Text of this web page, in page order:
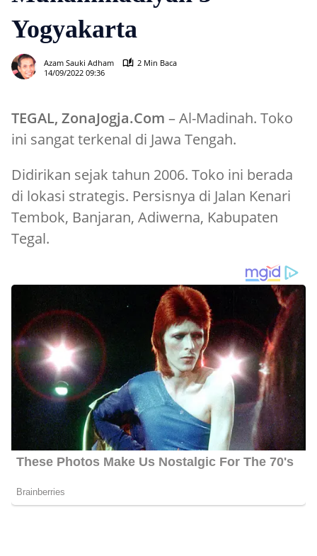
Yogyakarta
Azam Sauki Adham
2 Min Baca
14/09/2022 09:36
TEGAL, ZonaJogja.Com – Al-Madinah. Toko
ini sangat terkenal di Jawa Tengah.
Didirikan sejak tahun 2006. Toko ini berada
di lokasi strategis. Persisnya di Jalan Kenari
Tembok, Banjaran, Adiwerna, Kabupaten
Tegal.